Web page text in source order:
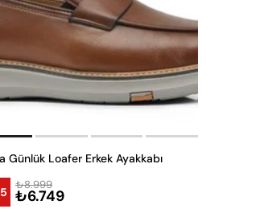
Günlük Loafer Erkek Ayakkabı
₺6.749
₺8.999